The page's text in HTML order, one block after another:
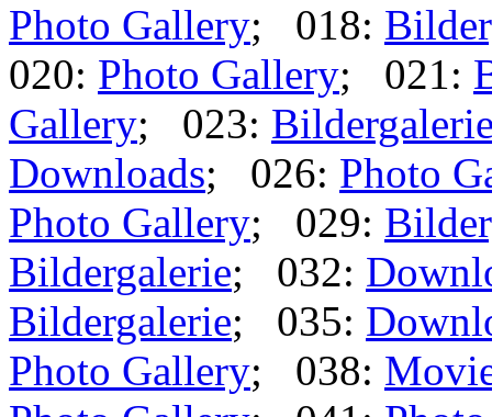
Photo Gallery; 018:
020: Photo Gallery; 021:
Gallery; 023:
Downloads; 026: Photo
Photo Gallery; 029:
Bildergalerie; 032:
Bildergalerie; 035:
Photo Gallery; 038: